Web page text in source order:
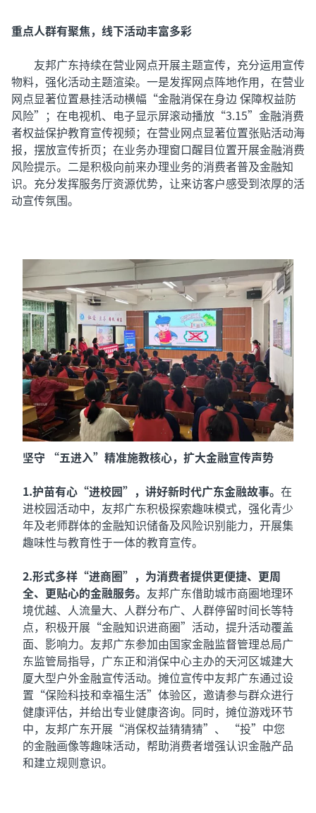
重点人群有聚焦，线下活动丰富多彩
友邦广东持续在营业网点开展主题宣传，充分运用宣传
物料，强化活动主题渲染。一是发挥网点阵地作用，在营业
网点显著位置悬挂活动横幅“金融消保在身边 保障权益防
风险”；在电视机、电子显示屏滚动播放“3.15”金融消费
者权益保护教育宣传视频；在营业网点显著位置张贴活动海
报，摆放宣传折页；在业务办理窗口醒目位置开展金融消费
风险提示。二是积极向前来办理业务的消费者普及金融知
识。充分发挥服务厅资源优势，让来访客户感受到浓厚的活
动宣传氛围。
坚守 “五进入”精准施教核心，扩大金融宣传声势
1.护苗有心“进校园”，讲好新时代广东金融故事。 在
进校园活动中，友邦广东积极探索趣味模式，强化青少
年及老师群体的金融知识储备及风险识别能力，开展集
趣味性与教育性于一体的教育宣传。
2.形式多样“进商圈”，为消费者提供更便捷、更周
全、更贴心的金融服务。 友邦广东借助城市商圈地理环
境优越、人流量大、人群分布广、人群停留时间长等特
点，积极开展“金融知识进商圈”活动，提升活动覆盖
面、影响力。友邦广东参加由国家金融监督管理总局广
东监管局指导，广东正和消保中心主办的天河区城建大
厦大型户外金融宣传活动。摊位宣传中友邦广东通过设
置 “保险科技和幸福生活”体验区，邀请参与群众进行
健康评估，并给出专业健康咨询。同时，摊位游戏环节
中，友邦广东开展“消保权益猜猜猜”、 “投”中您
的金融画像等趣味活动，帮助消费者增强认识金融产品
和建立规则意识。